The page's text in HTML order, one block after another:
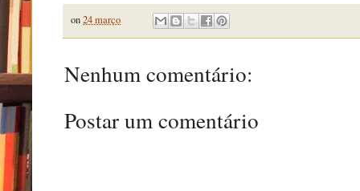
on24 março
Nenhum comentário:
Postar um comentário